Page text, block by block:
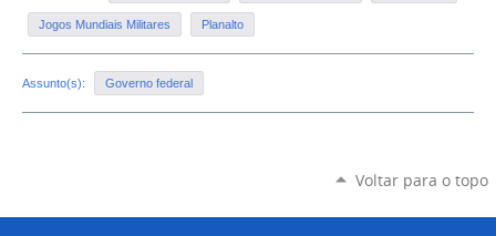
Jogos Mundiais Militares Planalto
Assunto(s): Governo federal
Voltar para o topo